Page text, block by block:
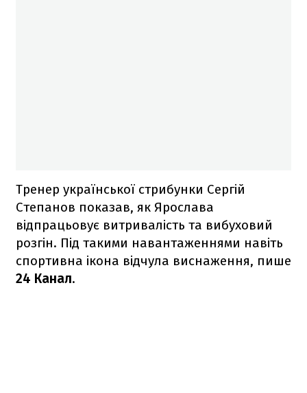
Тренер української стрибунки Сергій
Степанов показав, як Ярослава
відпрацьовує витривалість та вибуховий
розгін. Під такими навантаженнями навіть
спортивна ікона відчула виснаження, пише
24 Канал.